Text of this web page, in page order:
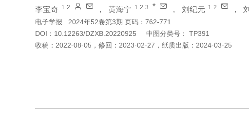
李宝奇 1 2 ， 黄海宁 1 2 3 * ， 刘纪元 1 2 ，
电子学报
2024年52卷第3期 页码：762-771
DOI： 10.12263/DZXB.20220925 中图分类号：
TP391
收稿： 2022-08-05 ， 修回： 2023-02-27 ， 纸质出版： 2024-03-25